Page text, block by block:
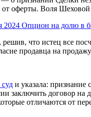
оферты. Воля
2024 Опцион на долю в
что истец все
продавца на
и указала:
заключить договор на
отличаются от